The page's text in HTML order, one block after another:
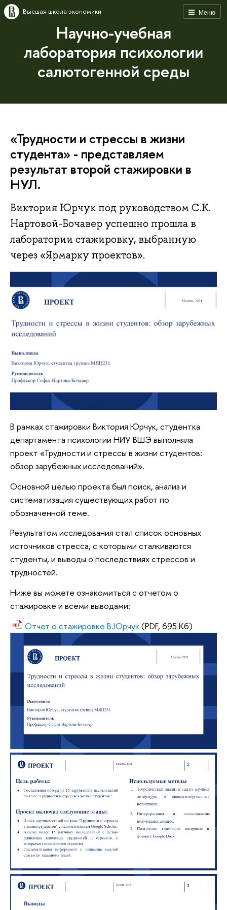
Меню
Высшая школа экономики
Научно-учебная
лаборатория психологии
салютогенной среды
«Трудности и стрессы в жизни
студента» - представляем
результат второй стажировки в
НУЛ.
Виктория Юрчук под руководством С.К.
Нартовой-Бочавер успешно прошла в
лаборатории стажировку, выбранную
через «Ярмарку проектов».
В рамках стажировки Виктория Юрчук, студентка
департамента психологии НИУ ВШЭ выполняла
проект «Трудности и стрессы в жизни студентов:
обзор зарубежных исследований».
Основной целью проекта был поиск, анализ и
систематизация существующих работ по
обозначенной теме.
Результатом исследования стал список основных
источников стресса, с которыми сталкиваются
студенты, и выводы о последствиях стрессов и
трудностей.
Ниже вы можете ознакомиться с отчетом о
стажировке и всеми выводами:
Отчет о стажировке В.Юрчук(PDF, 695 Кб)